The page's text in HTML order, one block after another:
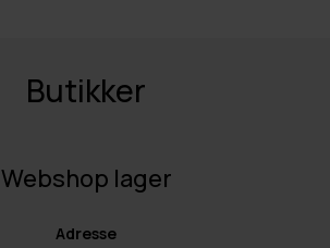
Butikker
Webshop lager
Adresse